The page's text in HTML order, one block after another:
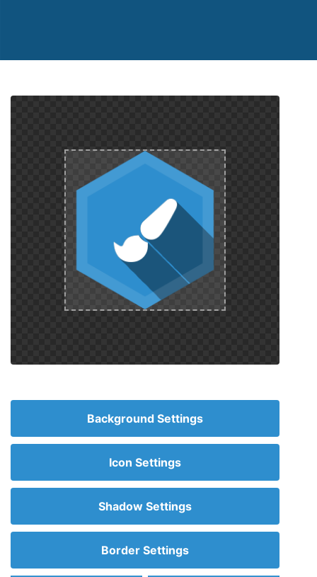
Background Settings
Icon Settings
Shadow Settings
Border Settings